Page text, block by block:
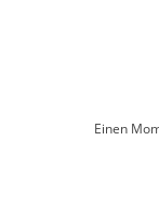
Einen